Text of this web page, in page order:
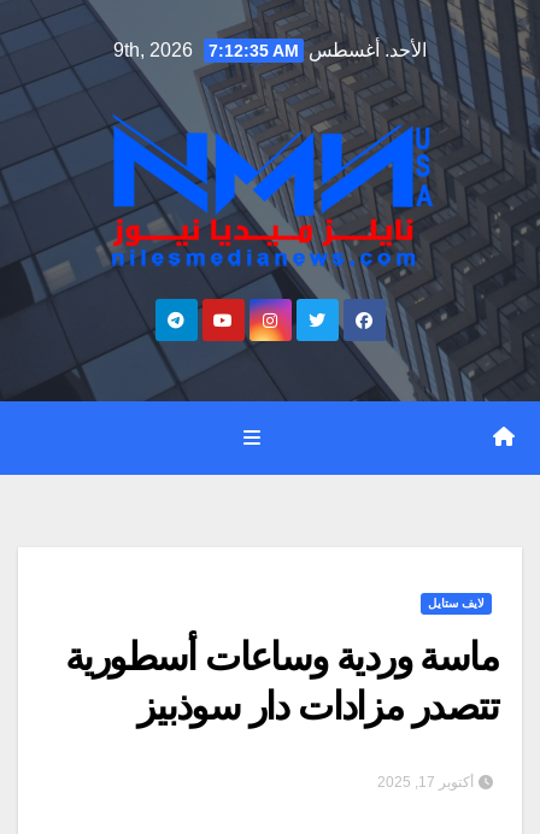
Skip
to
content
الأحد. أغسطس 9th, 2026 7:12:36 AM
لايف ستايل
ماسة وردية وساعات أسطورية
تتصدر مزادات دار سوذبيز
أكتوبر 17, 2025